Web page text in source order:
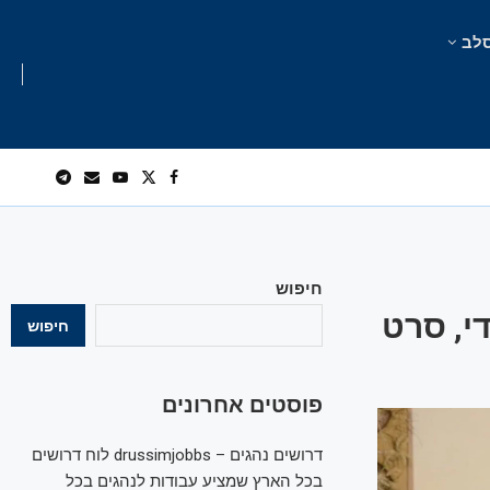
סרט
חיפוש
חיפוש
פוסטים אחרונים
דרושים נהגים – drussimjobbs לוח דרושים
בכל הארץ שמציע עבודות לנהגים בכל